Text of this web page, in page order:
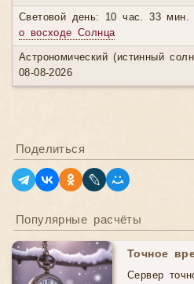
Световой день: 10 час. 33 мин.
о восходе Солнца
Астрономический (истинный
08-08-2026
Поделиться
Популярные расчёты
Точное
Сервер